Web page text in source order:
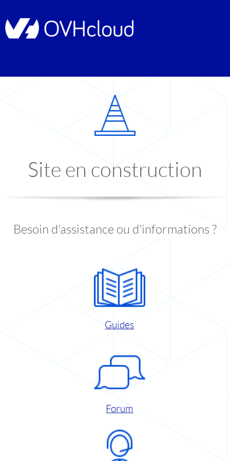
Site en construction
Besoin d'assistance ou d'informations ?
Guides
Forum